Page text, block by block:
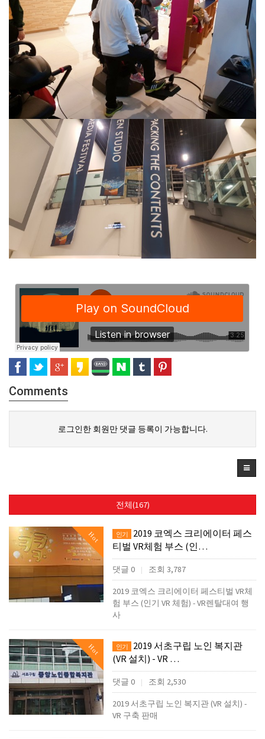
Comments
로그인한 회원만 댓글 등록이 가능합니다.
전체(167)
Hot 인기
2019 코엑스 크리에이터 페스
티벌 VR체험 부스 (인…
댓글 0 | 조회 3,787
2019 코엑스 크리에이터 페스티벌 VR체
험 부스 (인기 VR 체험) - VR렌탈대여 행
사
Hot 인기
2019 서초구립 노인 복지관
(VR 설치) - VR …
댓글 0 | 조회 2,530
2019 서초구립 노인 복지관 (VR 설치) -
VR 구축 판매